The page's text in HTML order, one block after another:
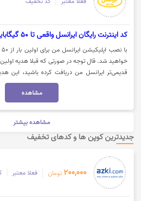
گزینه "خرید کنید" کلیک نمایید.
کد اینترنت رایگان ایرانسل واقعی تا 50 گیگابایت
خواهید شد. قال توجه در صورتی که قبلا هدیه
قدیمی‌تر ایرانسل من دریافت کرده باشید، این
ایرانسل من دوباره به شما تعلق نمی‌گیرد.
بایست بر روی "خرید کنید" کلیک نمایید.مشاهده
مشاهده بیشتر
جدیدترین کوپن ها و کدهای تخفیف
200,000 تومان فعلا معتبر